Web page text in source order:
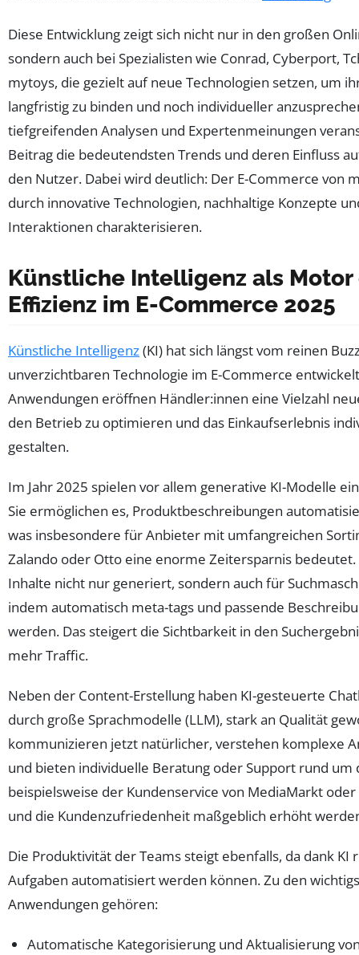
Diese Entwicklung zeigt sich nicht nur in den großen
sondern auch bei Spezialisten wie Conrad, Cyberport,
mytoys, die gezielt auf neue Technologien setzen, um
langfristig zu binden und noch individueller
tiefgreifenden Analysen und Expertenmeinungen
Beitrag die bedeutendsten Trends und deren Einfluss
den Nutzer. Dabei wird deutlich: Der E-Commerce von
durch innovative Technologien, nachhaltige Konzepte
Interaktionen charakterisieren.
Künstliche Intelligenz als Motor
Effizienz im E-Commerce 2025
Künstliche Intelligenz(KI) hat sich längst vom reinen
unverzichtbaren Technologie im E-Commerce
Anwendungen eröffnen Händler:innen eine Vielzahl
den Betrieb zu optimieren und das Einkaufserlebnis
gestalten.
Im Jahr 2025 spielen vor allem generative KI-Modelle
Sie ermöglichen es, Produktbeschreibungen
was insbesondere für Anbieter mit umfangreichen
Zalando oder Otto eine enorme Zeitersparnis
Inhalte nicht nur generiert, sondern auch für
indem automatisch meta-tags und passende
werden. Das steigert die Sichtbarkeit in den
mehr Traffic.
Neben der Content-Erstellung haben KI-gesteuerte
durch große Sprachmodelle (LLM), stark an Qualität
kommunizieren jetzt natürlicher, verstehen komplexe
und bieten individuelle Beratung oder Support rund um
beispielsweise der Kundenservice von MediaMarkt
und die Kundenzufriedenheit maßgeblich erhöht
Die Produktivität der Teams steigt ebenfalls, da dank KI
Aufgaben automatisiert werden können. Zu den
Anwendungen gehören:
Automatische Kategorisierung und Aktualisierung